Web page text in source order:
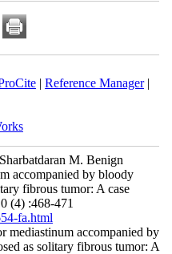
ProCite|Reference Manager
M. Benign
accompanied by bloody
fibrous tumor: A case
(4) :468-471
fa.html
mediastinum accompanied by
as solitary fibrous tumor: A